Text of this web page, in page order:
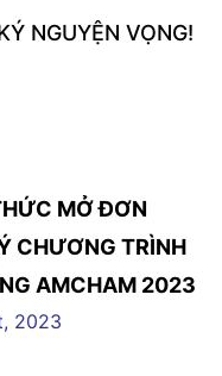
NGUYỆN VỌNG!
MỞ ĐƠN
CHƯƠNG TRÌNH
AMCHAM 2023
2023